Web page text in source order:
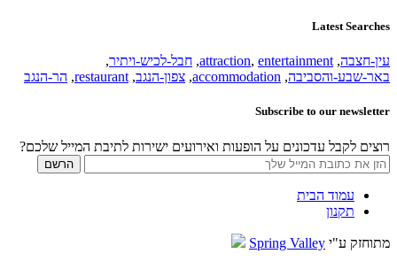
Latest Searches
עין-חצבה,
attraction, entertainment
, חבל-לכיש-ויתיר,
באר-שבע-והסביבה,
accommodation
, צפון-הנגב,
restaurant
, הר-הנגב
Subscribe to our newsletter
רוצים לקבל עדכונים על הופעות ואירועים ישירות לתיבת המייל שלכם?
עמוד הבית
תקנון
מתוחזק ע"י Spring Valley